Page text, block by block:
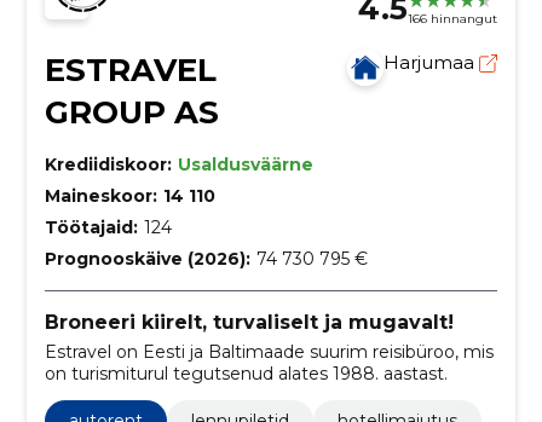
4.5166 hinnangut
ESTRAVEL
GROUP AS
Harjumaa
Krediidiskoor: Usaldusväärne
Maineskoor: 14 110
Töötajaid: 124
Prognooskäive (2026): 74 730 795 €
Broneeri kiirelt, turvaliselt ja mugavalt!
Estravel on Eesti ja Baltimaade suurim reisibüroo, mis
on turismiturul tegutsenud alates 1988. aastast.